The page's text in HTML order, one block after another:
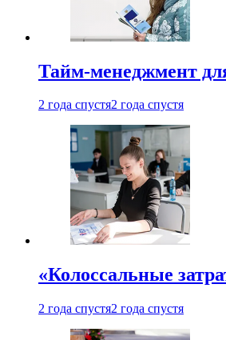
Тайм-менеджмент
2 года спустя2 года спустя
«Колоссальные
2 года спустя2 года спустя